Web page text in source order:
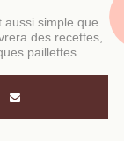
aussi simple que
des recettes,
paillettes.